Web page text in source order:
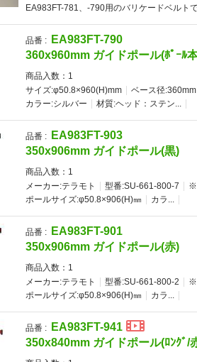
EA983FT-781、-790用のバリケードベルトで
品番 :
EA983FT-790
360x960mm ガイドポール(ﾎﾟｰﾙ
商品入数： 1
サイズ:φ50.8×960(H)mm
ベース径:360mm
カラー:シルバー
材質:ヘッド：ステン...
品番 :
EA983FT-903
350x906mm ガイドポール(黒)
商品入数： 1
メーカー:テラモト
型番:SU-661-800-7
※
ポールサイズ:φ50.8×906(H)㎜
カラ...
品番 :
EA983FT-901
350x906mm ガイドポール(赤)
商品入数： 1
メーカー:テラモト
型番:SU-661-800-2
※
ポールサイズ:φ50.8×906(H)㎜
カラ...
品番 :
EA983FT-941
350x840mm ガイドポール(ﾛﾝｸﾞ/